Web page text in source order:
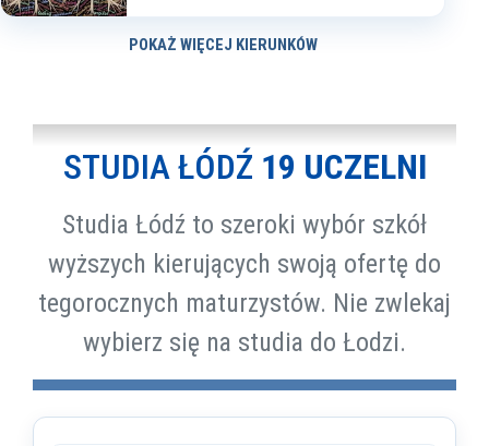
POKAŻ WIĘCEJ KIERUNKÓW
STUDIA ŁÓDŹ 19 UCZELNI
Studia Łódź to szeroki wybór szkół
wyższych kierujących swoją ofertę do
tegorocznych maturzystów. Nie zwlekaj
wybierz się na studia do Łodzi.